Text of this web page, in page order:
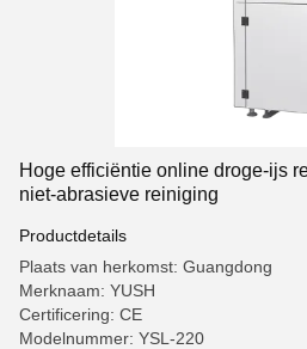
Hoge efficiëntie online droge-ijs
niet-abrasieve reiniging
Productdetails
Plaats van herkomst: Guangdong
Merknaam: YUSH
Certificering: CE
Modelnummer: YSL-220